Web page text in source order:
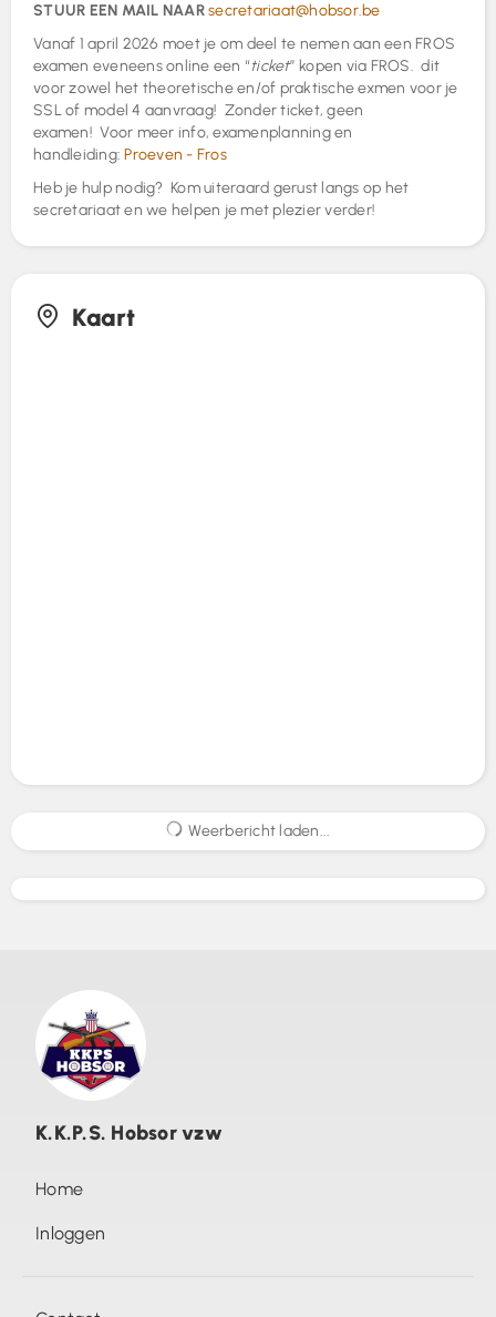
STUUR EEN MAIL NAARsecretariaat@hobsor.be
Vanaf 1 april 2026 moet je om deel te nemen aan een FROS
examen eveneens online een “ticket” kopen via FROS. dit
voor zowel het theoretische en/of praktische exmen voor je
SSL of model 4 aanvraag! Zonder ticket, geen
examen! Voor meer info, examenplanning en
handleiding:Proeven - Fros
Heb je hulp nodig? Kom uiteraard gerust langs op het
secretariaat en we helpen je met plezier verder!
Kaart
Weerbericht laden...
K.K.P.S. Hobsor vzw
Home
Inloggen